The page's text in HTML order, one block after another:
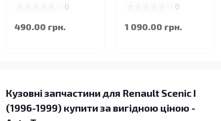
0
490.00 грн.
0
1 090.00 грн.
Кузовні запчастини для Renault Scenic I
(1996-1999) купити за вигідною ціною -